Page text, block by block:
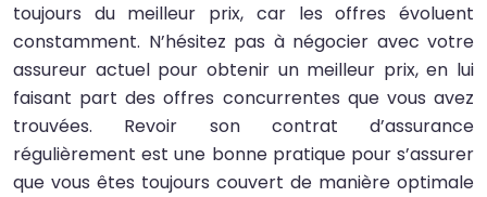
toujours du meilleur prix, car les offres évoluent
constamment. N’hésitez pas à négocier avec votre
assureur actuel pour obtenir un meilleur prix, en lui
faisant part des offres concurrentes que vous avez
trouvées. Revoir son contrat d’assurance
régulièrement est une bonne pratique pour s’assurer
que vous êtes toujours couvert de manière optimale